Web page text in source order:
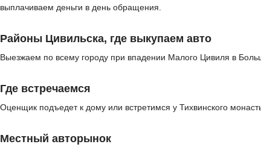
выплачиваем деньги в день обращения.
Районы Цивильска, где выкупаем авто
Выезжаем по всему городу при впадении Малого Цивиля в
Где встречаемся
Оценщик подъедет к дому или встретимся у Тихвинского
Местный авторынок